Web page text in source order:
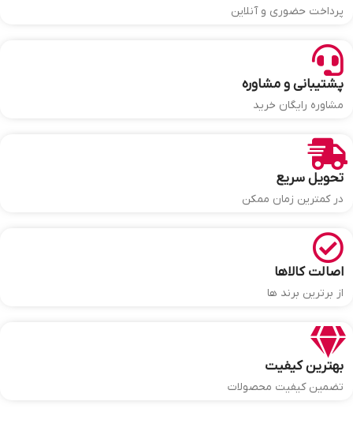
پرداخت حضوری و آنلاین
پشتیبانی و مشاوره
مشاوره رایگان خرید
تحویل سریع
در کمترین زمان ممکن
اصالت کالاها
از برترین برند ها
بهترین کیفیت
تضمین کیفیت محصولات